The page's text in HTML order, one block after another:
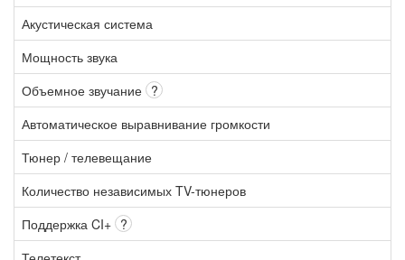
Акустическая система
Мощность звука
Объемное звучание ?
Автоматическое выравнивание громкости
Тюнер / телевещание
Количество независимых TV-тюнеров
Поддержка CI+ ?